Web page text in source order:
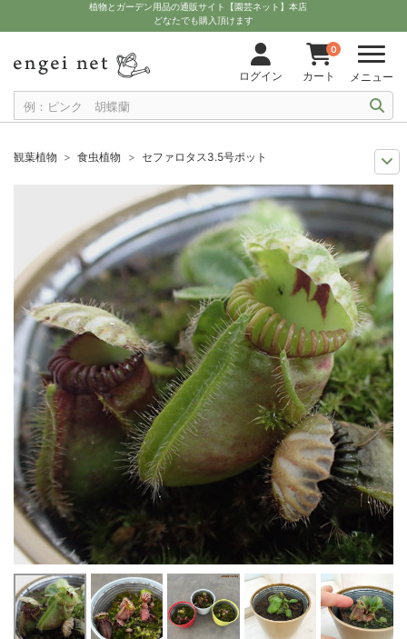
植物とガーデン用品の通販サイト【園芸ネット】本店
どなたでも購入頂けます
ログイン
0
カート メニュー
観葉植物 食虫植物
セファロタス3.5号ポット
オーストラリア原産の観葉植物
セファロタス3.5号ポ
ポットサイズ別 3号～3.5号
セファロタス3.5号ポット
子どもと一緒に育てよう！ セファロタス3.5号ポット